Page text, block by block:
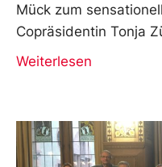
Mück zum
Copräsidentin Tonja
Weiterlesen